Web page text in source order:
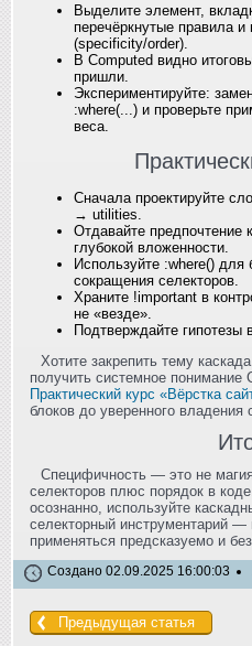
Выделите элемент,
перечёркнутые правила
(specificity/order).
В Computed видно
пришли.
Экспериментируйте:
:where(...) и проверьте
веса.
Сначала проектируйте
→ utilities.
Отдавайте предпочтение
глубокой вложенности.
Используйте :where()
сокращения селекторов.
Храните !important в
не «везде».
Подтверждайте гипотезы
Хотите закрепить тему
получить системное понимание
Практический курс «Вёрстка
блоков до уверенного
Специфичность — это не
селекторов плюс порядок в
осознанно, используйте
селекторный инструментарий
применяться предсказуемо и
Создано 02.09.2025 16:00:03
Предыдущая статья